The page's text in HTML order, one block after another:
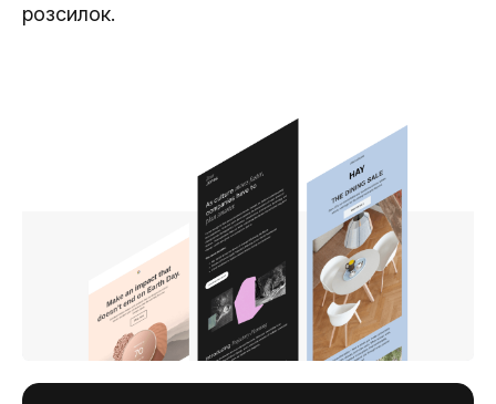
розсилок.